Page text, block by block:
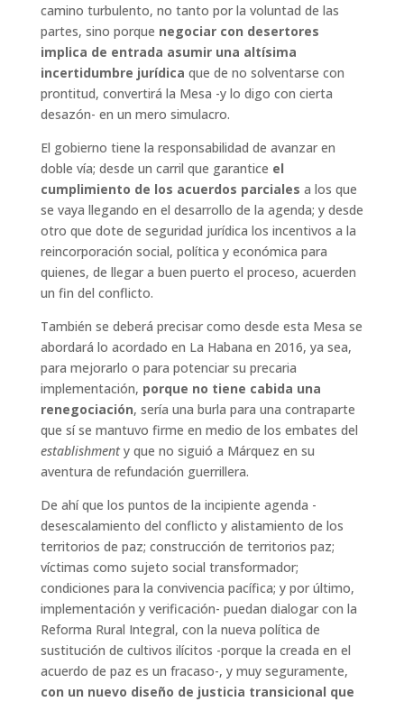
camino turbulento, no tanto por la voluntad de las
partes, sino porque negociar con desertores
implica de entrada asumir una altísima
incertidumbre jurídica que de no solventarse con
prontitud, convertirá la Mesa -y lo digo con cierta
desazón- en un mero simulacro.
El gobierno tiene la responsabilidad de avanzar en
doble vía; desde un carril que garantice el
cumplimiento de los acuerdos parciales a los que
se vaya llegando en el desarrollo de la agenda; y desde
otro que dote de seguridad jurídica los incentivos a la
reincorporación social, política y económica para
quienes, de llegar a buen puerto el proceso, acuerden
un fin del conflicto.
También se deberá precisar como desde esta Mesa se
abordará lo acordado en La Habana en 2016, ya sea,
para mejorarlo o para potenciar su precaria
implementación, porque no tiene cabida una
renegociación, sería una burla para una contraparte
que sí se mantuvo firme en medio de los embates del
establishmenty que no siguió a Márquez en su
aventura de refundación guerrillera.
De ahí que los puntos de la incipiente agenda -
desescalamiento del conflicto y alistamiento de los
territorios de paz; construcción de territorios paz;
víctimas como sujeto social transformador;
condiciones para la convivencia pacífica; y por último,
implementación y verificación- puedan dialogar con la
Reforma Rural Integral, con la nueva política de
sustitución de cultivos ilícitos -porque la creada en el
acuerdo de paz es un fracaso-, y muy seguramente,
con un nuevo diseño de justicia transicional que